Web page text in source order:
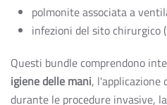
polmonite associata a
infezioni del sito chirurgico
Questi bundle comprendono
igiene delle mani, l'applicazione
durante le procedure invasive,